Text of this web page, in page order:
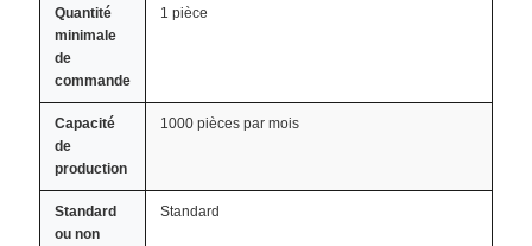
Quantité
minimale
de
commande
1 pièce
Capacité
de
production
1000 pièces par mois
Standard
ou non
Standard